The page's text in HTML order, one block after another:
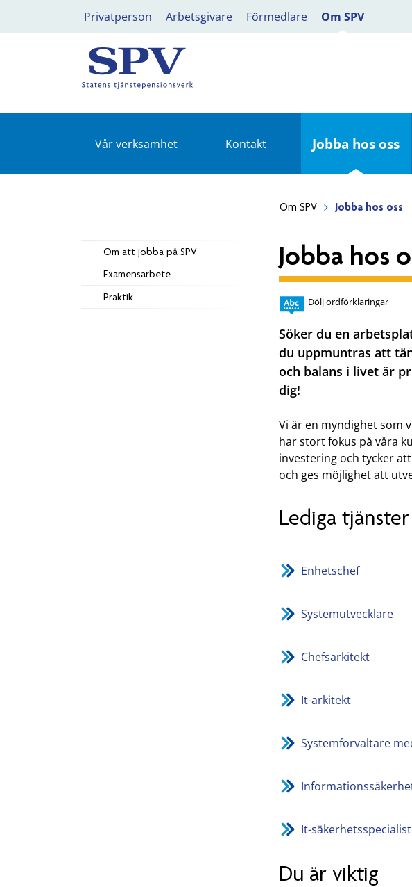
Privatperson Arbetsgivare Förmedlare Om SPV
Vår verksamhet Kontakt Jobba hos oss
Om SPV Jobba hos oss
Om att jobba på SPV
Examensarbete
Praktik
Jobba hos
Dölj ordförklaringar
Söker du en
du uppmuntras att
och balans i livet är
dig!
Vi är en myndighet som
har stort fokus på våra
investering och tycker
och ges möjlighet att
Lediga tjänster
Enhetschef
Systemutvecklare
Chefsarkitekt
It-arkitekt
Systemförvaltare
It-säkerhetsspecialist
Du är viktig